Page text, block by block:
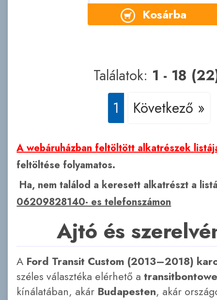
Kosárba
Találatok: 1 - 18
1
Következő »
A webáruházban feltöltött alkatrészek
feltöltése folyamatos.
Ha, nem találod a keresett alkatrészt a
06209828140- es telefonszámon
Ajtó és
A Ford Transit Custom (2013–2018)
széles választéka elérhető a
kínálatában, akár Budapesten, akár